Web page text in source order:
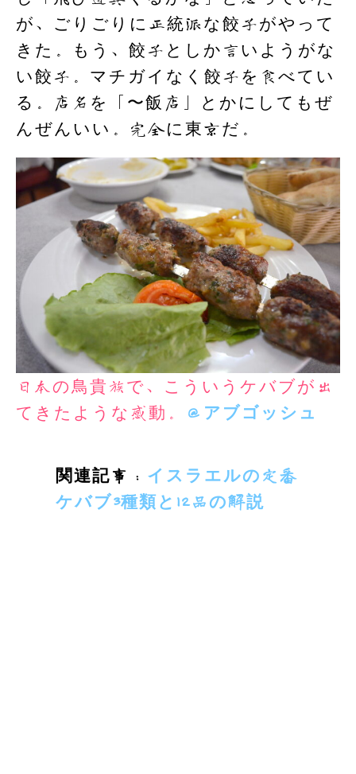
が、ごりごりに正統派な餃子がやって
きた。もう、餃子としか言いようがな
い餃子。マチガイなく餃子を食べてい
る。店名を「〜飯店」とかにしてもぜ
んぜんいい。完全に東京だ。
日本の鳥貴族で、こういうケバブが出
てきたような感動。
＠アブゴッシュ
関連記事： イスラエルの定番
ケバブ3種類と12品の解説